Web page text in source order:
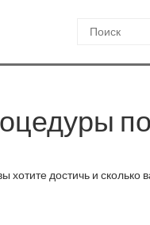
хотите достичь и сколько